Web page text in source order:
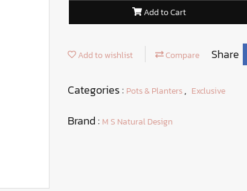
Add to Cart
Add to wishlist Compare Share
Categories : Pots & Planters, Exclusive
Brand : M S Natural Design